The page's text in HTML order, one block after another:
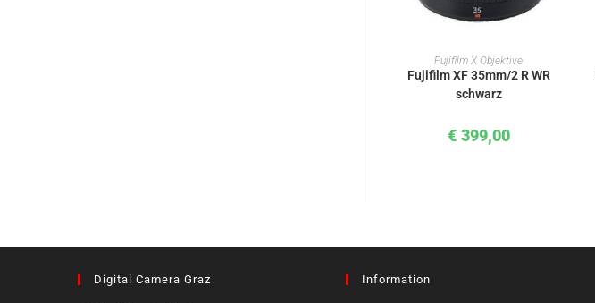
IN DEN WARENKORB
Fujifilm X Objektive
Fujifilm XF 35mm/2 R WR
schwarz
€ 399,00
Digital Camera Graz Information